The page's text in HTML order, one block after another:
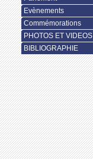
Evènements
Commémorations
PHOTOS ET VIDEOS
BIBLIOGRAPHIE